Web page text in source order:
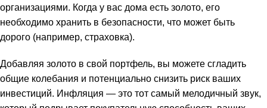
организациями. Когда у вас дома есть золото, его
необходимо хранить в безопасности, что может быть
дорого (например, страховка).
Добавляя золото в свой портфель, вы можете сгладить
общие колебания и потенциально снизить риск ваших
инвестиций. Инфляция — это тот самый мелодичный звук,